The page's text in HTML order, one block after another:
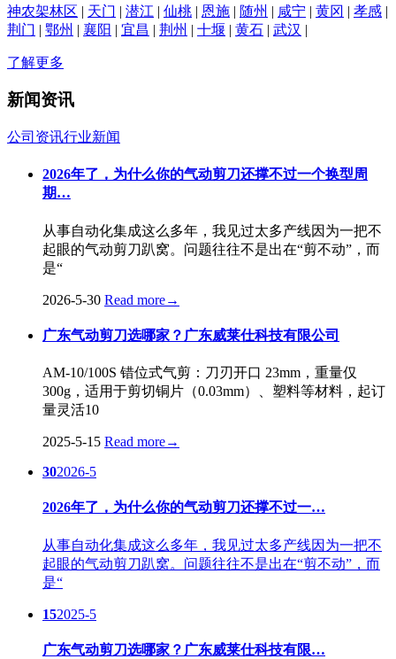
神农架林区 | 天门 | 潜江 | 仙桃 | 恩施 | 随州 | 咸宁 | 黄冈 | 孝感 |
荆门 | 鄂州 | 襄阳 | 宜昌 | 荆州 | 十堰 | 黄石 | 武汉 |
了解更多
新闻资讯
公司资讯行业新闻
2026年了，为什么你的气动剪刀还撑不过一个换型周
期…
从事自动化集成这么多年，我见过太多产线因为一把不
起眼的气动剪刀趴窝。问题往往不是出在“剪不动”，而
是“
2026-5-30 Read more→
广东气动剪刀选哪家？广东威莱仕科技有限公司
AM-10/100S 错位式气剪：刀刃开口 23mm，重量仅
300g，适用于剪切铜片（0.03mm）、塑料等材料，起订
量灵活10
2025-5-15 Read more→
302026-5
2026年了，为什么你的气动剪刀还撑不过一…
从事自动化集成这么多年，我见过太多产线因为一把不
起眼的气动剪刀趴窝。问题往往不是出在“剪不动”，而
是“
152025-5
广东气动剪刀选哪家？广东威莱仕科技有限…